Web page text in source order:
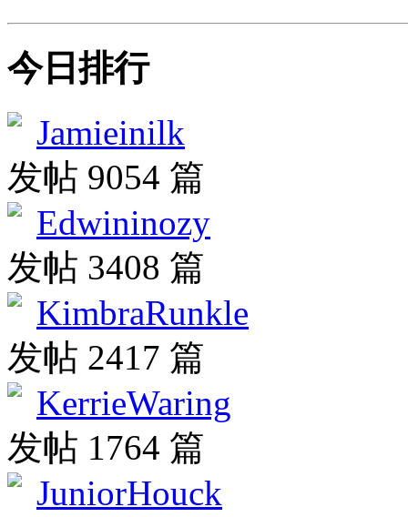
今日排行
Jamieinilk
发帖 9054 篇
Edwininozy
发帖 3408 篇
KimbraRunkle
发帖 2417 篇
KerrieWaring
发帖 1764 篇
JuniorHouck